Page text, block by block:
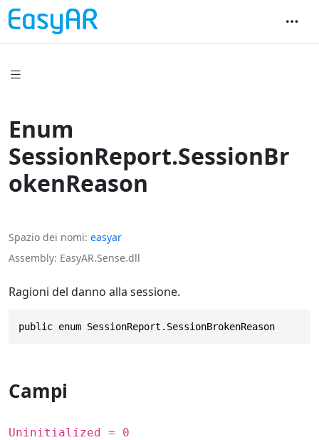
Enum
SessionReport.SessionBr
okenReason
Spazio dei nomi easyar
Assembly EasyAR.Sense.dll
Ragioni del danno alla sessione.
public enum SessionReport.SessionBrokenReason
Campi
Uninitialized = 0